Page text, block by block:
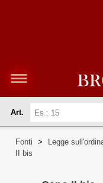
Art.
Fonti > Legge
II bis